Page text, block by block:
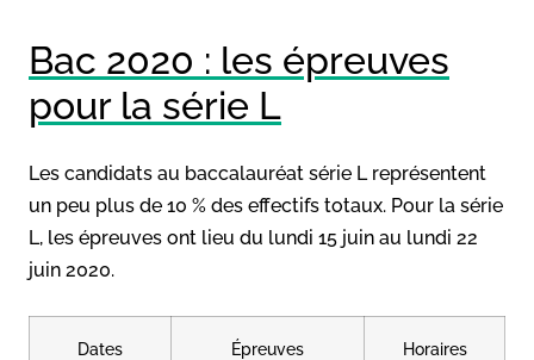
Bac 2020 : les épreuves
pour la série L
Les candidats au baccalauréat série L représentent
un peu plus de 10 % des effectifs totaux. Pour la série
L, les épreuves ont lieu du lundi 15 juin au lundi 22
juin 2020.
Dates Épreuves Horaires